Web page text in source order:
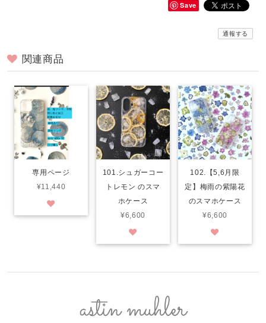
Save
通報する
関連商品
専用ページ
¥11,440
101.シュガーコー
トレモン のスマ
ホケース
¥6,600
102.【5,6月限
定】梅雨の紫陽花
のスマホケース
¥6,600